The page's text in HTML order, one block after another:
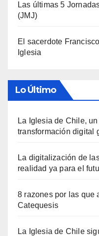
Las últimas 5
(JMJ)
El sacerdote
Iglesia
Lo Último
La Iglesia de Chile,
transformación digital
La digitalización de
realidad ya para el
8 razones por las que
Catequesis
La Iglesia de Chile